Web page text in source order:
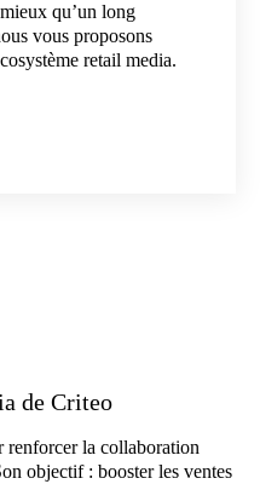
qu’un long
vous proposons
retail media.
de Criteo
renforcer la collaboration
objectif : booster les ventes